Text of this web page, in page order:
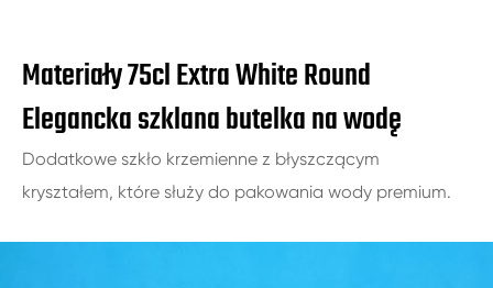
Materiały 75cl Extra White Round
Elegancka szklana butelka na wodę
Dodatkowe szkło krzemienne z błyszczącym
kryształem, które służy do pakowania wody premium.